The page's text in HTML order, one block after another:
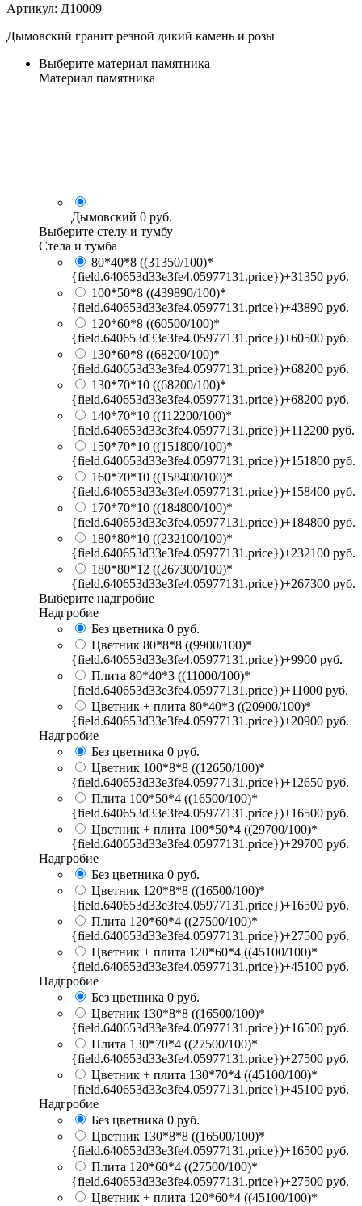
Артикул: Д10009
Дымовский гранит резной дикий камень и розы
Выберите материал памятника
Материал памятника
Дымовский 0 руб.
Выберите стелу и тумбу
Стела и тумба
80*40*8 ((31350/100)*
{field.640653d33e3fe4.05977131.price})+31350 руб.
100*50*8 ((439890/100)*
{field.640653d33e3fe4.05977131.price})+43890 руб.
120*60*8 ((60500/100)*
{field.640653d33e3fe4.05977131.price})+60500 руб.
130*60*8 ((68200/100)*
{field.640653d33e3fe4.05977131.price})+68200 руб.
130*70*10 ((68200/100)*
{field.640653d33e3fe4.05977131.price})+68200 руб.
140*70*10 ((112200/100)*
{field.640653d33e3fe4.05977131.price})+112200 руб.
150*70*10 ((151800/100)*
{field.640653d33e3fe4.05977131.price})+151800 руб.
160*70*10 ((158400/100)*
{field.640653d33e3fe4.05977131.price})+158400 руб.
170*70*10 ((184800/100)*
{field.640653d33e3fe4.05977131.price})+184800 руб.
180*80*10 ((232100/100)*
{field.640653d33e3fe4.05977131.price})+232100 руб.
180*80*12 ((267300/100)*
{field.640653d33e3fe4.05977131.price})+267300 руб.
Выберите надгробие
Надгробие
Без цветника 0 руб.
Цветник 80*8*8 ((9900/100)*
{field.640653d33e3fe4.05977131.price})+9900 руб.
Плита 80*40*3 ((11000/100)*
{field.640653d33e3fe4.05977131.price})+11000 руб.
Цветник + плита 80*40*3 ((20900/100)*
{field.640653d33e3fe4.05977131.price})+20900 руб.
Надгробие
Без цветника 0 руб.
Цветник 100*8*8 ((12650/100)*
{field.640653d33e3fe4.05977131.price})+12650 руб.
Плита 100*50*4 ((16500/100)*
{field.640653d33e3fe4.05977131.price})+16500 руб.
Цветник + плита 100*50*4 ((29700/100)*
{field.640653d33e3fe4.05977131.price})+29700 руб.
Надгробие
Без цветника 0 руб.
Цветник 120*8*8 ((16500/100)*
{field.640653d33e3fe4.05977131.price})+16500 руб.
Плита 120*60*4 ((27500/100)*
{field.640653d33e3fe4.05977131.price})+27500 руб.
Цветник + плита 120*60*4 ((45100/100)*
{field.640653d33e3fe4.05977131.price})+45100 руб.
Надгробие
Без цветника 0 руб.
Цветник 130*8*8 ((16500/100)*
{field.640653d33e3fe4.05977131.price})+16500 руб.
Плита 130*70*4 ((27500/100)*
{field.640653d33e3fe4.05977131.price})+27500 руб.
Цветник + плита 130*70*4 ((45100/100)*
{field.640653d33e3fe4.05977131.price})+45100 руб.
Надгробие
Без цветника 0 руб.
Цветник 130*8*8 ((16500/100)*
{field.640653d33e3fe4.05977131.price})+16500 руб.
Плита 120*60*4 ((27500/100)*
{field.640653d33e3fe4.05977131.price})+27500 руб.
Цветник + плита 120*60*4 ((45100/100)*